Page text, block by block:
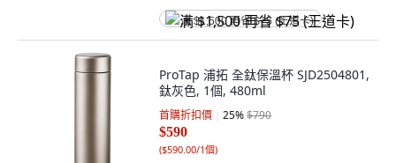
满 $1,500 再省 $75 (王道卡)
ProTap 浦拓 全鈦保溫杯 SJD2504801,
鈦灰色, 1個, 480ml
首購折扣價 25%$790
$590
($590.00/1個)